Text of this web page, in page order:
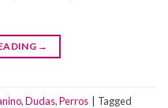
→
,Dudas,Perros
Tagged